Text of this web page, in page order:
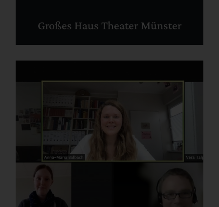
Großes Haus Theater Münster